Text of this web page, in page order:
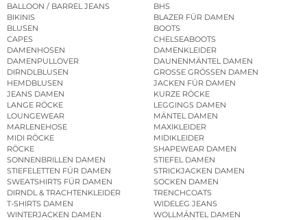
BALLOON / BARREL JEANS
BHS
BIKINIS
BLAZER FÜR DAMEN
BLUSEN
BOOTS
CAPES
CHELSEABOOTS
DAMENHOSEN
DAMENKLEIDER
DAMENPULLOVER
DAUNENMÄNTEL DAMEN
DIRNDLBLUSEN
GROSSE GRÖSSEN DAMEN
HEMDBLUSEN
JACKEN FÜR DAMEN
JEANS DAMEN
KURZE RÖCKE
LANGE RÖCKE
LEGGINGS DAMEN
LOUNGEWEAR
MÄNTEL DAMEN
MARLENEHOSE
MAXIKLEIDER
MIDI RÖCKE
MIDIKLEIDER
RÖCKE
SHAPEWEAR DAMEN
SONNENBRILLEN DAMEN
STIEFEL DAMEN
STIEFELETTEN FÜR DAMEN
STRICKJACKEN DAMEN
SWEATSHIRTS FÜR DAMEN
SOCKEN DAMEN
DIRNDL & TRACHTENKLEIDER
TRENCHCOATS
T-SHIRTS DAMEN
WIDELEG JEANS
WINTERJACKEN DAMEN
WOLLMÄNTEL DAMEN